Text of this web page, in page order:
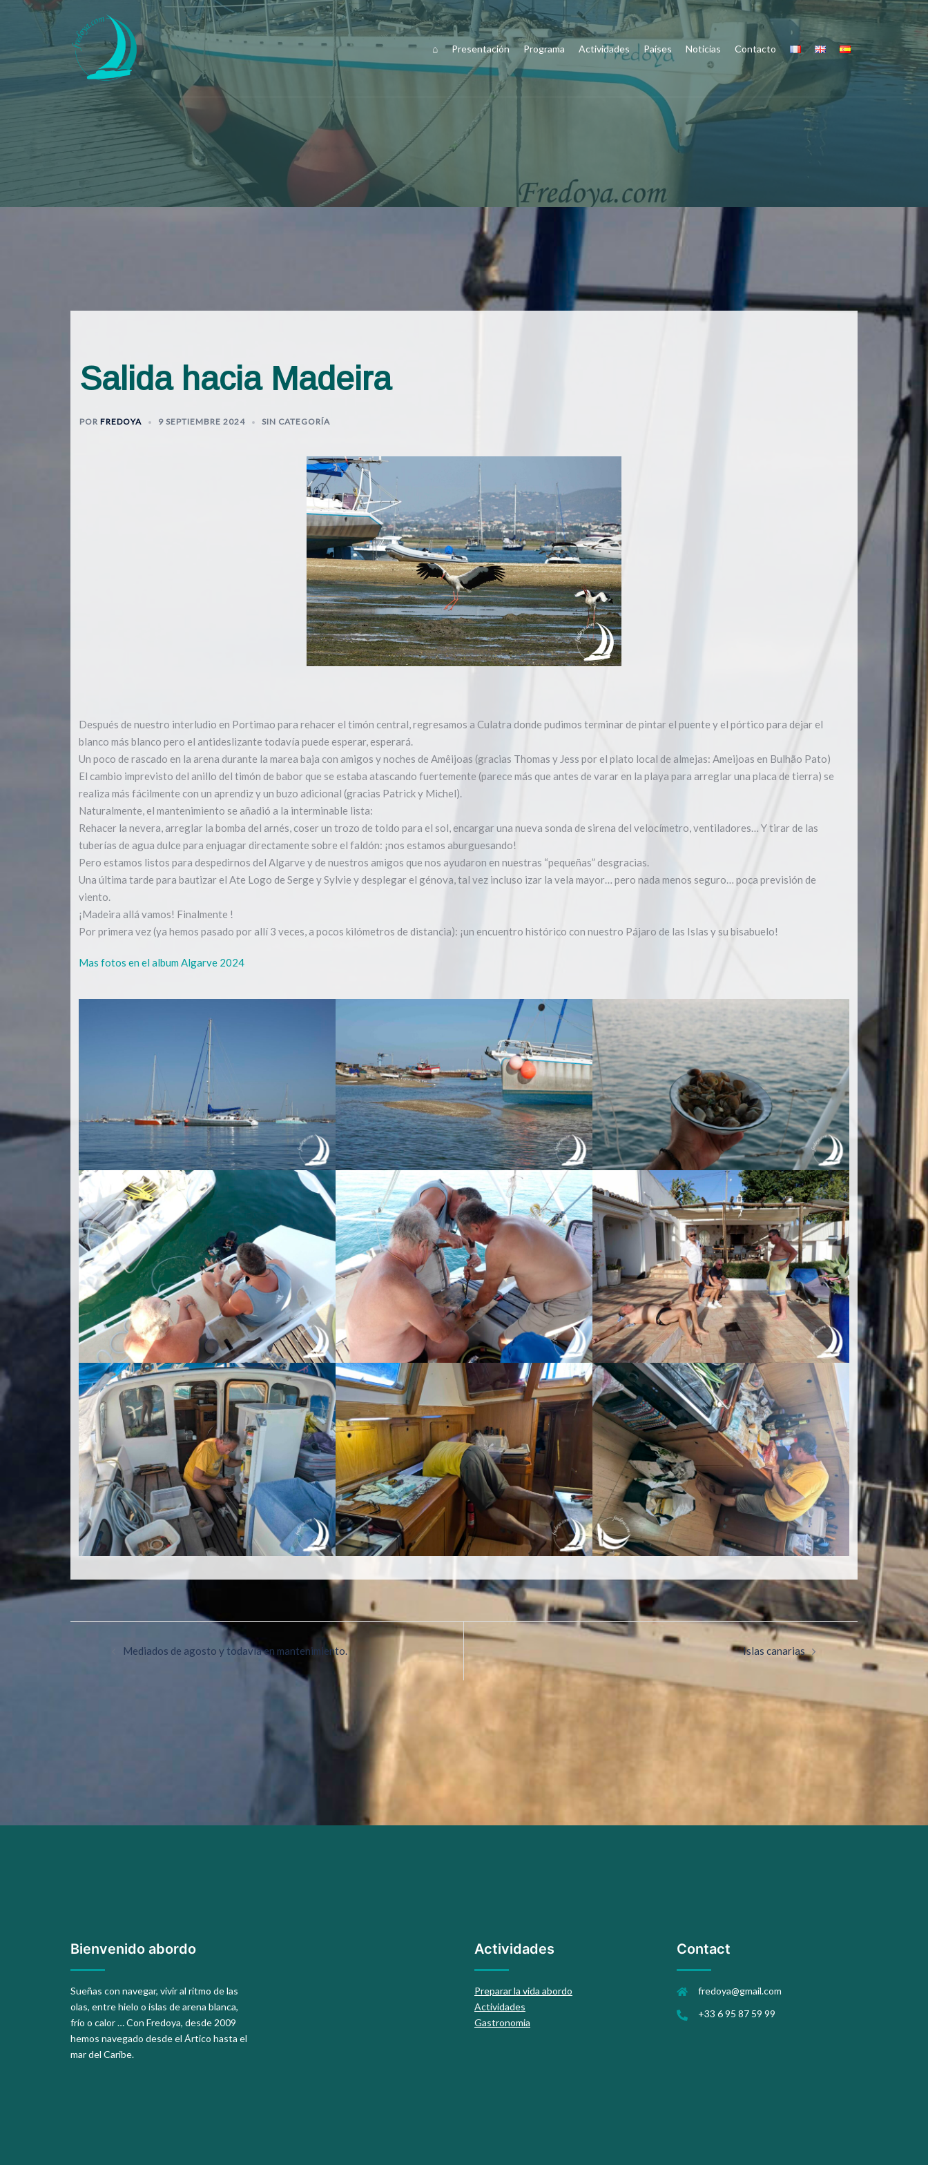
⌂ Presentación Programa Actividades Países Noticias Contacto
Salida hacia Madeira
PORFREDOYA 9 SEPTIEMBRE 2024 SIN CATEGORÍA
Después de nuestro interludio en Portimao para rehacer el timón central, regresamos a Culatra donde pudimos terminar de pintar el puente y el pórtico para dejar el
blanco más blanco pero el antideslizante todavía puede esperar, esperará.
Un poco de rascado en la arena durante la marea baja con amigos y noches de Amêijoas (gracias Thomas y Jess por el plato local de almejas: Ameijoas en Bulhão Pato)
El cambio imprevisto del anillo del timón de babor que se estaba atascando fuertemente (parece más que antes de varar en la playa para arreglar una placa de tierra) se
realiza más fácilmente con un aprendiz y un buzo adicional (gracias Patrick y Michel).
Naturalmente, el mantenimiento se añadió a la interminable lista:
Rehacer la nevera, arreglar la bomba del arnés, coser un trozo de toldo para el sol, encargar una nueva sonda de sirena del velocímetro, ventiladores… Y tirar de las
tuberías de agua dulce para enjuagar directamente sobre el faldón: ¡nos estamos aburguesando!
Pero estamos listos para despedirnos del Algarve y de nuestros amigos que nos ayudaron en nuestras “pequeñas” desgracias.
Una última tarde para bautizar el Ate Logo de Serge y Sylvie y desplegar el génova, tal vez incluso izar la vela mayor… pero nada menos seguro… poca previsión de
viento.
¡Madeira allá vamos! Finalmente !
Por primera vez (ya hemos pasado por allí 3 veces, a pocos kilómetros de distancia): ¡un encuentro histórico con nuestro Pájaro de las Islas y su bisabuelo!
Mas fotos en el album Algarve 2024
Mediados de agosto y todavía en mantenimiento. Islas canarias
Bienvenido abordo
Sueñas con navegar, vivir al ritmo de las
olas, entre hielo o islas de arena blanca,
frío o calor … Con Fredoya, desde 2009
hemos navegado desde el Ártico hasta el
mar del Caribe.
Actividades
Preparar la vida abordo
Actividades
Gastronomia
Contact
fredoya@gmail.com
+33 6 95 87 59 99